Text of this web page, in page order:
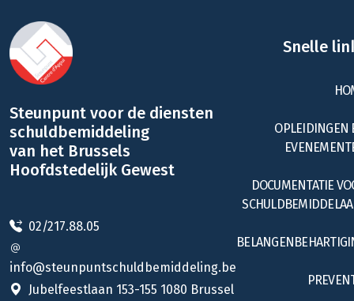
Steunpunt voor de diensten
schuldbemiddeling
van het Brussels
Hoofdstedelijk Gewest
02/217.88.05
info@steunpuntschuldbemiddeling.be
Jubelfeestlaan 153-155 1080 Brussel
Snelle
OPLEIDINGEN
DOCUMENTATIE